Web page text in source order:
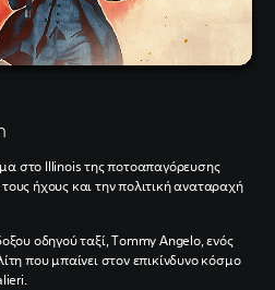
στο Illinois της ποτοαπαγόρευσης
ήχους και την πολιτική αναταραχή
οδηγού ταξί, Tommy Angelo, ενός
που μπαίνει στον επικίνδυνο κόσμο